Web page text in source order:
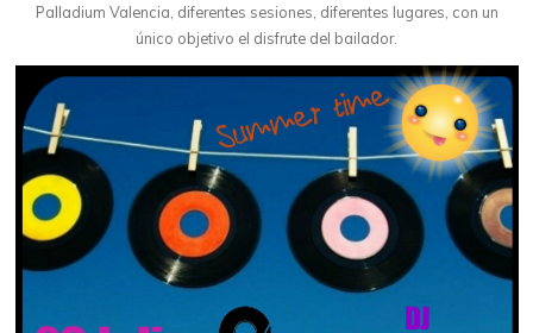
Palladium Valencia, diferentes sesiones, diferentes lugares, con un
único objetivo el disfrute del bailador.